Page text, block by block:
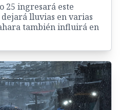
25 ingresará este
lluvias en varias
también influirá en